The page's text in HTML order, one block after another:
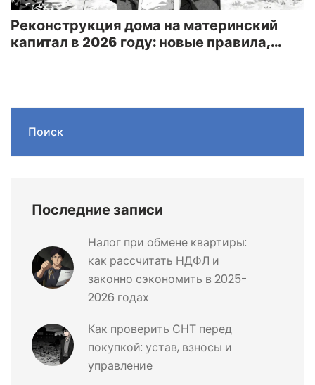
Реконструкция дома на материнский
капитал в 2026 году: новые правила,
Поиск
Последние записи
Налог при обмене квартиры:
как рассчитать НДФЛ и
законно сэкономить в 2025-
2026 годах
Как проверить СНТ перед
покупкой: устав, взносы и
управление